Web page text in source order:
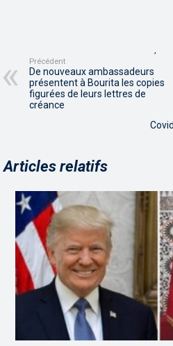
,
Précédent
De nouveaux ambassadeurs
présentent à Bourita les copies
figurées de leurs lettres de
créance
Articles relatifs